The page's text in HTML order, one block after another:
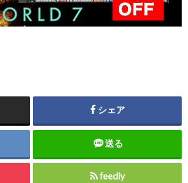
シェア
送る
feedly